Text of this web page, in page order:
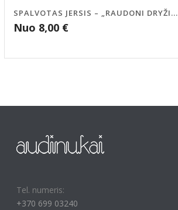
SPALVOTAS JERSIS – „RAUDONI DRYŽI...
Nuo 8,00 €
Tel. numeris:
+370 699 03240